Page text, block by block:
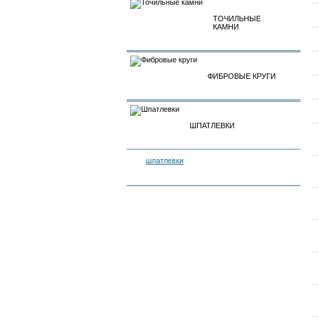
ТОЧИЛЬНЫЕ
КАМНИ
ФИБРОВЫЕ КРУГИ
ШПАТЛЕВКИ
шпатлевки